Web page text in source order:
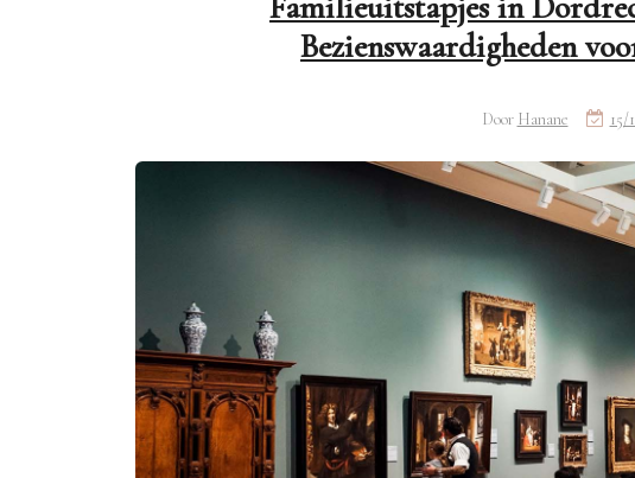
Bezienswaardigheden
Door Hanane 15/